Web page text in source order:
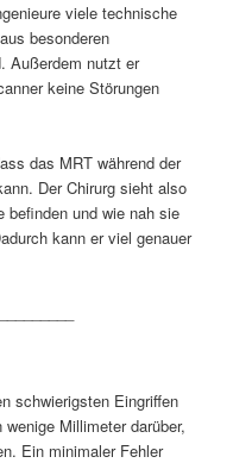
viele technische
besonderen
Außerdem nutzt er
keine Störungen
das MRT während der
Der Chirurg sieht also
und wie nah sie
kann er viel genauer
schwierigsten Eingriffen
Millimeter darüber,
Ein minimaler Fehler